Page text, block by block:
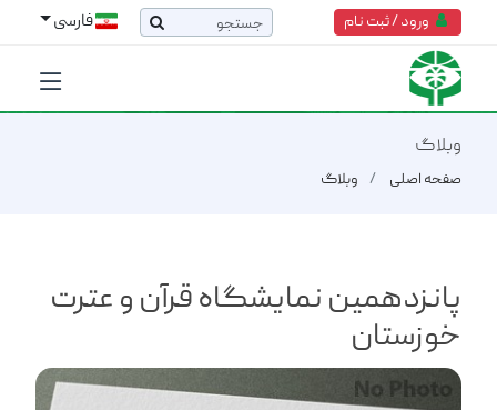
ورود / ثبت نام فارسی
وبلاگ
صفحه اصلی وبلاگ
پانزدهمین نمایشگاه قرآن و عترت
خوزستان